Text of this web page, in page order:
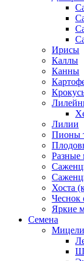
Ирисы
Каллы
Канны
Лилии
Пионы
Разные
Хоста
Чеснок
Яркие
Семена